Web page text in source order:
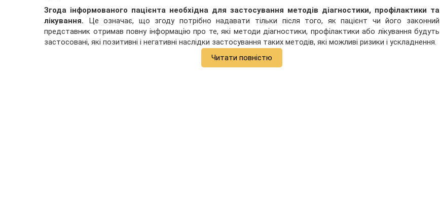
Згода інформованого пацієнта необхідна для застосування методів діагностики, профілактики та
лікування. Це означає, що згоду потрібно надавати тільки після того, як пацієнт чи його законний
представник отримав повну інформацію про те, які методи діагностики, профілактики або лікування будуть
застосовані, які позитивні і негативні наслідки застосування таких методів, які можливі ризики і ускладнення.
Читати повністю